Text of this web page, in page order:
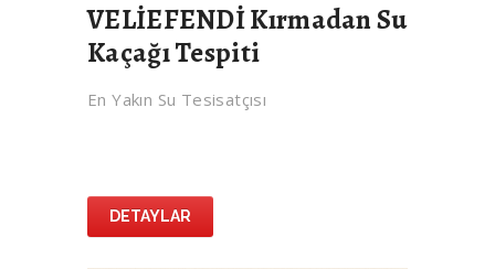
VELİEFENDİ Kırmadan Su
Kaçağı Tespiti
En Yakın Su Tesisatçısı
DETAYLAR